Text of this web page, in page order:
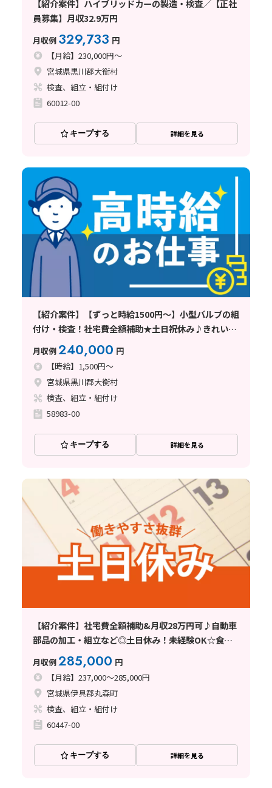
【紹介案件】ハイブリッドカーの製造・検査／【正社
員募集】月収32.9万円
月収例 329,733 円
【月給】230,000円～
宮城県黒川郡大衡村
検査、組立・組付け
60012-00
キープする 詳細を見る
【紹介案件】【ずっと時給1500円～】小型バルブの組
付け・検査！社宅費全額補助★土日祝休み♪きれいな
月収例240,000 円
【時給】1,500円～
宮城県黒川郡大衡村
検査、組立・組付け
58983-00
キープする 詳細を見る
【紹介案件】社宅費全額補助&月収28万円可♪自動車
部品の加工・組立など◎土日休み！未経験OK☆食堂
月収例285,000 円
【月給】237,000～285,000円
宮城県伊具郡丸森町
検査、組立・組付け
60447-00
キープする 詳細を見る